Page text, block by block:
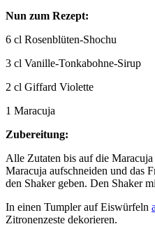
Nun zum Rezept:
6 cl Rosenblüten-Shochu
3 cl Vanille-Tonkabohne-Sirup
2 cl Giffard Violette
1 Maracuja
Zubereitung:
Alle Zutaten bis auf die
Maracuja aufschneiden und das
den Shaker geben. Den Shaker
In einen Tumpler auf Eiswürfeln
Zitronenzeste dekorieren.